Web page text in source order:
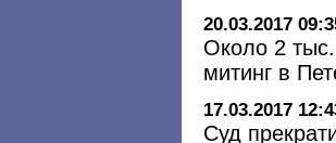
20.03.2017
Около 2
митинг в
17.03.2017
Суд